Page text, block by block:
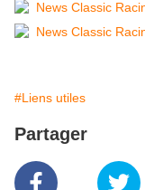
#Liens utiles
Partager